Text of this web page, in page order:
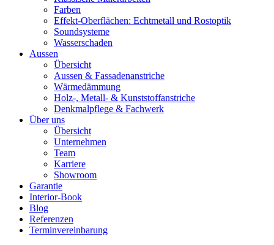
Farben
Effekt-Oberflächen: Echtmetall und Rostoptik
Soundsysteme
Wasserschaden
Aussen
Übersicht
Aussen & Fassadenanstriche
Wärmedämmung
Holz-, Metall- & Kunststoffanstriche
Denkmalpflege & Fachwerk
Über uns
Übersicht
Unternehmen
Team
Karriere
Showroom
Garantie
Interior-Book
Blog
Referenzen
Terminvereinbarung